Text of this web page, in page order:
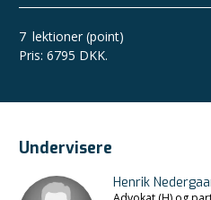
7 lektioner (point)
Pris: 6795 DKK.
Undervisere
Henrik